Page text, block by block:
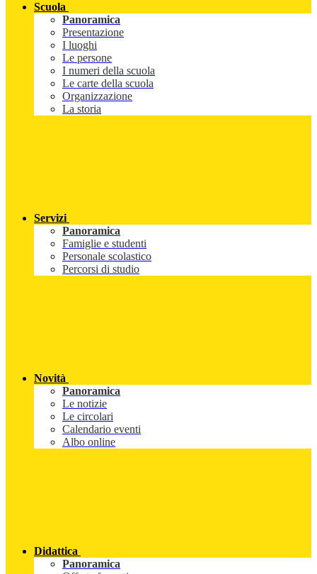
Scuola
Panoramica
Presentazione
I luoghi
Le persone
I numeri della scuola
Le carte della scuola
Organizzazione
La storia
Servizi
Panoramica
Famiglie e studenti
Personale scolastico
Percorsi di studio
Novità
Panoramica
Le notizie
Le circolari
Calendario eventi
Albo online
Didattica
Panoramica